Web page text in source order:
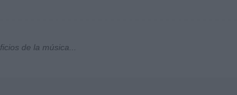
de la música...